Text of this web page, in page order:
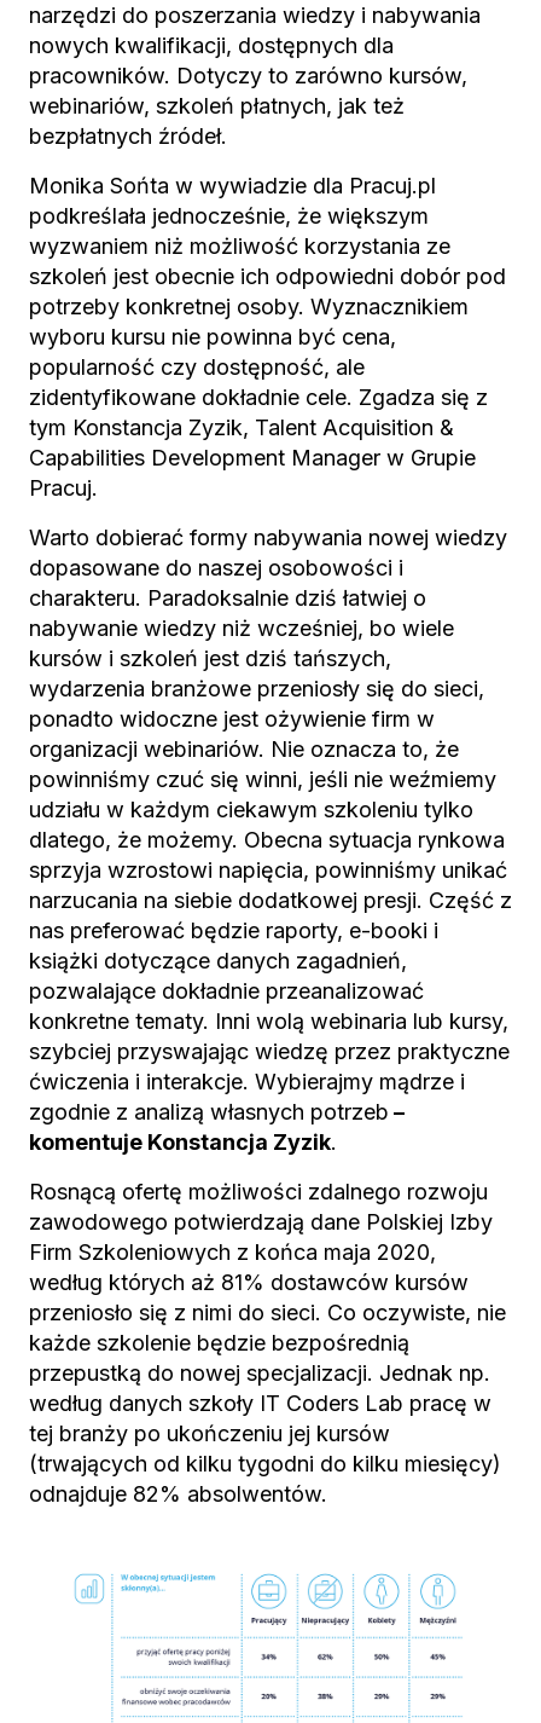
narzędzi do poszerzania wiedzy i nabywania
nowych kwalifikacji, dostępnych dla
pracowników. Dotyczy to zarówno kursów,
webinariów, szkoleń płatnych, jak też
bezpłatnych źródeł.
Monika Sońta w wywiadzie dla Pracuj.pl
podkreślała jednocześnie, że większym
wyzwaniem niż możliwość korzystania ze
szkoleń jest obecnie ich odpowiedni dobór pod
potrzeby konkretnej osoby. Wyznacznikiem
wyboru kursu nie powinna być cena,
popularność czy dostępność, ale
zidentyfikowane dokładnie cele. Zgadza się z
tym Konstancja Zyzik, Talent Acquisition &
Capabilities Development Manager w Grupie
Pracuj.
Warto dobierać formy nabywania nowej wiedzy
dopasowane do naszej osobowości i
charakteru. Paradoksalnie dziś łatwiej o
nabywanie wiedzy niż wcześniej, bo wiele
kursów i szkoleń jest dziś tańszych,
wydarzenia branżowe przeniosły się do sieci,
ponadto widoczne jest ożywienie firm w
organizacji webinariów. Nie oznacza to, że
powinniśmy czuć się winni, jeśli nie weźmiemy
udziału w każdym ciekawym szkoleniu tylko
dlatego, że możemy. Obecna sytuacja rynkowa
sprzyja wzrostowi napięcia, powinniśmy unikać
narzucania na siebie dodatkowej presji. Część z
nas preferować będzie raporty, e-booki i
książki dotyczące danych zagadnień,
pozwalające dokładnie przeanalizować
konkretne tematy. Inni wolą webinaria lub kursy,
szybciej przyswajając wiedzę przez praktyczne
ćwiczenia i interakcje. Wybierajmy mądrze i
zgodnie z analizą własnych potrzeb –
komentuje Konstancja Zyzik.
Rosnącą ofertę możliwości zdalnego rozwoju
zawodowego potwierdzają dane Polskiej Izby
Firm Szkoleniowych z końca maja 2020,
według których aż 81% dostawców kursów
przeniosło się z nimi do sieci. Co oczywiste, nie
każde szkolenie będzie bezpośrednią
przepustką do nowej specjalizacji. Jednak np.
według danych szkoły IT Coders Lab pracę w
tej branży po ukończeniu jej kursów
(trwających od kilku tygodni do kilku miesięcy)
odnajduje 82% absolwentów.